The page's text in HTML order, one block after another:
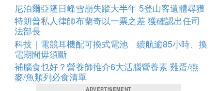
尼泊爾亞隆日峰雪崩失蹤大半年 5登山客遺體尋獲
特朗普私人律師布蘭奇以一票之差 獲確認出任司
法部長
科技｜電競耳機配可換式電池 續航逾85小時、換
電期間毋須斷
補腦食乜好？營養師推介6大活腦營養素 雞蛋/燕
麥/魚類列必食清單